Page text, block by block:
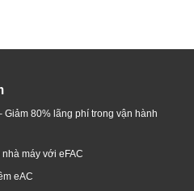
Giảm 80% lãng phí trong vận hành
máy với eFAC
eAC